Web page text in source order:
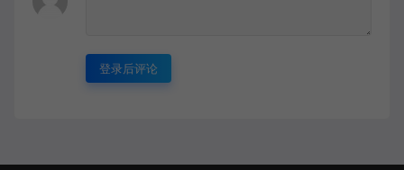
登录后评论